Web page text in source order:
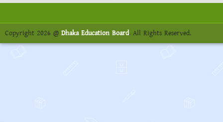
Copyright 2026 @ Dhaka Education Board. All Rights Reserved.